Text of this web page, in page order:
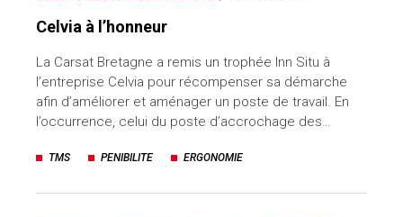
Celvia à l’honneur
La Carsat Bretagne a remis un trophée Inn Situ à
l’entreprise Celvia pour récompenser sa démarche
afin d’améliorer et aménager un poste de travail. En
l’occurrence, celui du poste d’accrochage des…
TMS PENIBILITE ERGONOMIE